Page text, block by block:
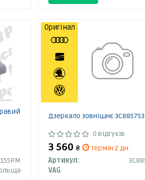
Дзеркало зовнішнє
0 відгуків
3 560 ₴
термін 2 дн.
Артикул:
VAG
Оригінал